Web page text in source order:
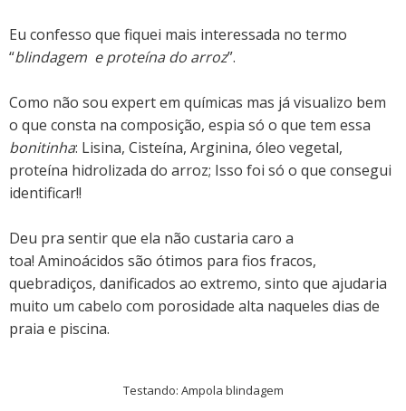
Eu confesso que fiquei mais interessada no termo
“blindagem e proteína do arroz”.
Como não sou expert em químicas mas já visualizo bem
o que consta na composição, espia só o que tem essa
bonitinha: Lisina, Cisteína, Arginina, óleo vegetal,
proteína hidrolizada do arroz; Isso foi só o que consegui
identificar!!
Deu pra sentir que ela não custaria caro a
toa! Aminoácidos são ótimos para fios fracos,
quebradiços, danificados ao extremo, sinto que ajudaria
muito um cabelo com porosidade alta naqueles dias de
praia e piscina.
Testando: Ampola blindagem